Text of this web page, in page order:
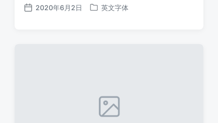
发
2020年6月2日
发
英文字体